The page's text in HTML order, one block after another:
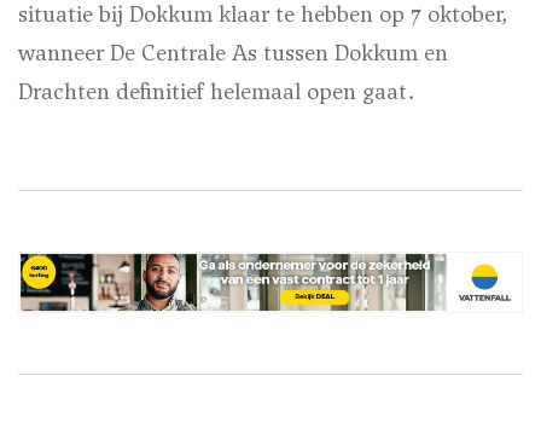
situatie bij Dokkum klaar te hebben op 7 oktober,
wanneer De Centrale As tussen Dokkum en
Drachten definitief helemaal open gaat.